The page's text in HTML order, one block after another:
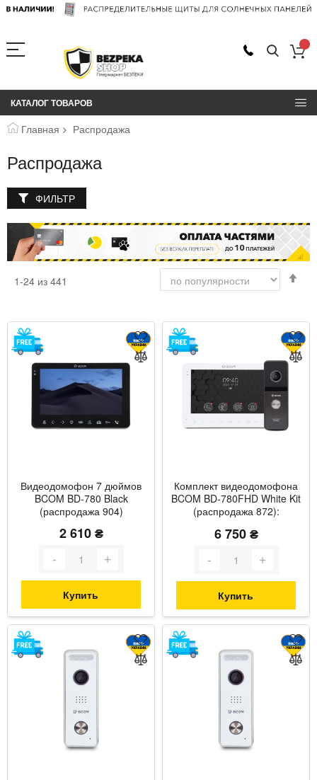
КАТАЛОГ ТОВАРОВ
Главная Распродажа
Распродажа
1-24 из 441
Видеодомофон 7 дюймов
BCOM BD-780 Black
(распродажа 904)
2 610 ₴
Купить
Комплект видеодомофона
BCOM BD-780FHD White Kit
(распродажа 872):
видеопанель
6 750 ₴
Купить
ФИЛЬТР